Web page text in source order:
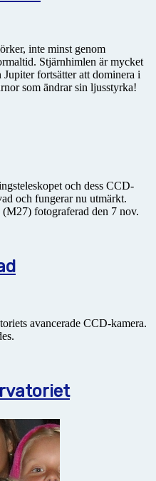
inte minst genom
Stjärnhimlen är mycket
fortsätter att dominera i
som ändrar sin ljusstyrka!
och dess CCD-
och fungerar nu utmärkt.
fotograferad den 7 nov.
avancerade CCD-kamera.